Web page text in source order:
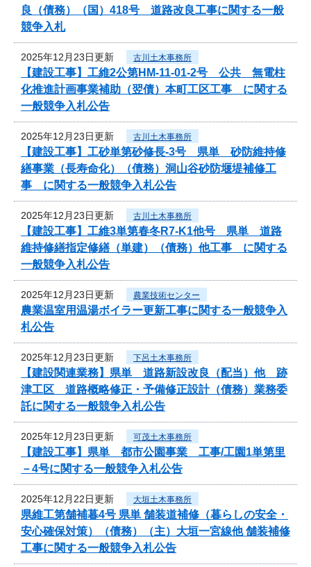
良（債務）（国）418号 道路改良工事に関する一般
競争入札
2025年12月23日更新 古川土木事務所
【建設工事】工維2公第HM-11-01-2号 公共 無電柱
化推進計画事業補助（翌債）本町工区工事 に関する
一般競争入札公告
2025年12月23日更新 古川土木事務所
【建設工事】工砂単第砂修長-3号 県単 砂防維持修
繕事業（長寿命化）（債務）洞山谷砂防堰堤補修工
事 に関する一般競争入札公告
2025年12月23日更新 古川土木事務所
【建設工事】工維3単第春冬R7-K1他号 県単 道路
維持修繕指定修繕（単建）（債務）他工事 に関する
一般競争入札公告
2025年12月23日更新 農業技術センター
農業温室用温湯ボイラー更新工事に関する一般競争入
札公告
2025年12月23日更新 下呂土木事務所
【建設関連業務】県単 道路新設改良（配当）他 跡
津工区 道路概略修正・予備修正設計（債務）業務委
託に関する一般競争入札公告
2025年12月23日更新 可茂土木事務所
【建設工事】県単 都市公園事業 工事/工園1単第里
－4号に関する一般競争入札公告
2025年12月22日更新 大垣土木事務所
県維工第舗補暮4号 県単 舗装道補修（暮らしの安全・
安心確保対策）（債務）（主）大垣一宮線他 舗装補修
工事に関する一般競争入札公告